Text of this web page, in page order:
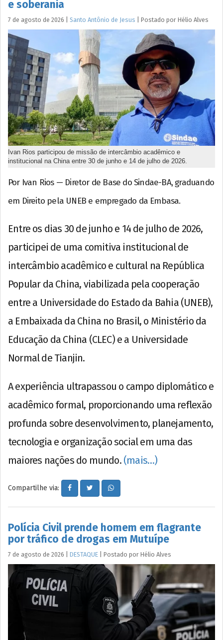
e soberania
7 de agosto de 2026 Santo Antônio de Jesus Postado por Hélio Alves
Ivan Rios participou de missão de intercâmbio acadêmico e
institucional na China entre 30 de junho e 14 de julho de 2026.
Por Ivan Rios — Diretor de Base do Sindae-BA, graduando
em Direito pela UNEB e empregado da Embasa.
Entre os dias 30 de junho e 14 de julho de 2026,
participei de uma comitiva institucional de
intercâmbio acadêmico e cultural na República
Popular da China, viabilizada pela cooperação
entre a Universidade do Estado da Bahia (UNEB),
a Embaixada da China no Brasil, o Ministério da
Educação da China (CLEC) e a Universidade
Normal de Tianjin.
A experiência ultrapassou o campo diplomático e
acadêmico formal, proporcionando uma reflexão
profunda sobre desenvolvimento, planejamento,
tecnologia e organização social em uma das
maiores nações do mundo. (mais…)
Compartilhe via:
Polícia Civil prende homem em flagrante
por tráfico de drogas em Mutuípe
7 de agosto de 2026 DESTAQUE Postado por Hélio Alves